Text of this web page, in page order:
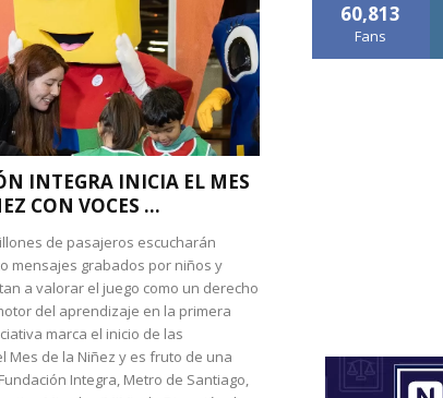
INTEGRA INICIA EL MES
CON VOCES ...
de pasajeros escucharán
mensajes grabados por niños y
a valorar el juego como un derecho
del aprendizaje en la primera
marca el inicio de las
Mes de la Niñez y es fruto de una
Integra, Metro de Santiago,
60,813
Fans